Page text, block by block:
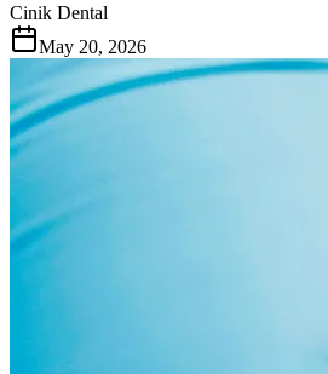
Cinik Dental
May 20, 2026